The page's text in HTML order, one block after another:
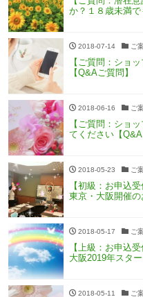
か？１８歳未満
2018-07-14 ご
【ご質問：ショ
【Q&Aご質問】
2018-06-16 ご
【ご質問：ショ
てください【Q&A
2018-05-23 ご
【初級：お申込
東京・大阪開催の
2018-05-17 ご
【上級：お申込
大阪2019年スタ
2018-05-11 ご